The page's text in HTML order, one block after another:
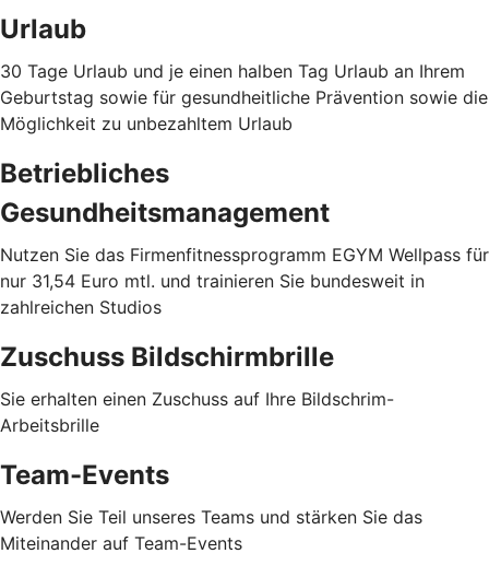
Urlaub
30 Tage Urlaub und je einen halben Tag Urlaub an Ihrem
Geburtstag sowie für gesundheitliche Prävention sowie die
Möglichkeit zu unbezahltem Urlaub
Betriebliches
Gesundheitsmanagement
Nutzen Sie das Firmenfitnessprogramm EGYM Wellpass für
nur 31,54 Euro mtl. und trainieren Sie bundesweit in
zahlreichen Studios
Zuschuss Bildschirmbrille
Sie erhalten einen Zuschuss auf Ihre Bildschrim-
Arbeitsbrille
Team-Events
Werden Sie Teil unseres Teams und stärken Sie das
Miteinander auf Team-Events